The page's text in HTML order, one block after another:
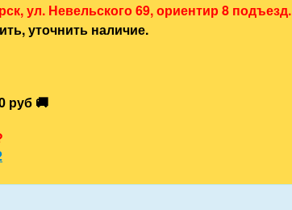
ул. Невельского 69, ориентир 8 подъезд.
уточнить наличие.
руб 🚚